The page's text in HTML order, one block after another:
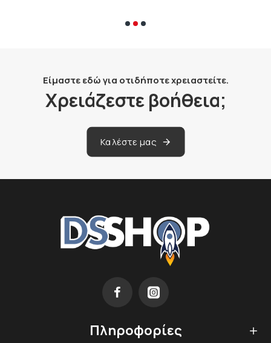
Είμαστε εδώ για οτιδήποτε χρειαστείτε.
Χρειάζεστε βοήθεια;
Καλέστε μας
Πληροφορίες